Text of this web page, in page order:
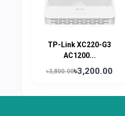
TP-Link XC220-G3
AC1200...
৳3,800.00৳3,200.00